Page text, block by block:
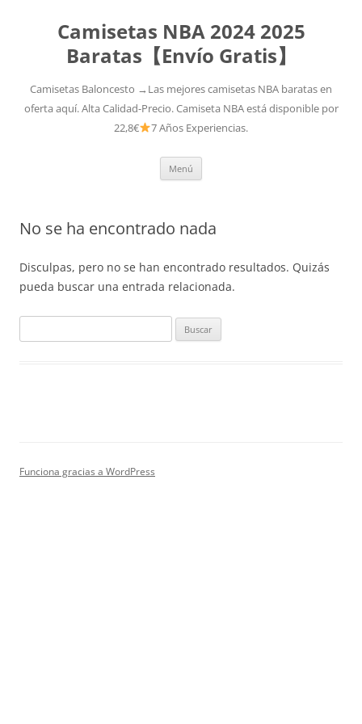
Camisetas NBA 2024 2025
Baratas【Envío Gratis】
Camisetas Baloncesto →Las mejores camisetas NBA baratas en
oferta aquí. Alta Calidad-Precio. Camiseta NBA está disponible por
22,8€
7 Años Experiencias.
Menú
No se ha encontrado nada
Disculpas, pero no se han encontrado resultados. Quizás
pueda buscar una entrada relacionada.
Funciona gracias a WordPress